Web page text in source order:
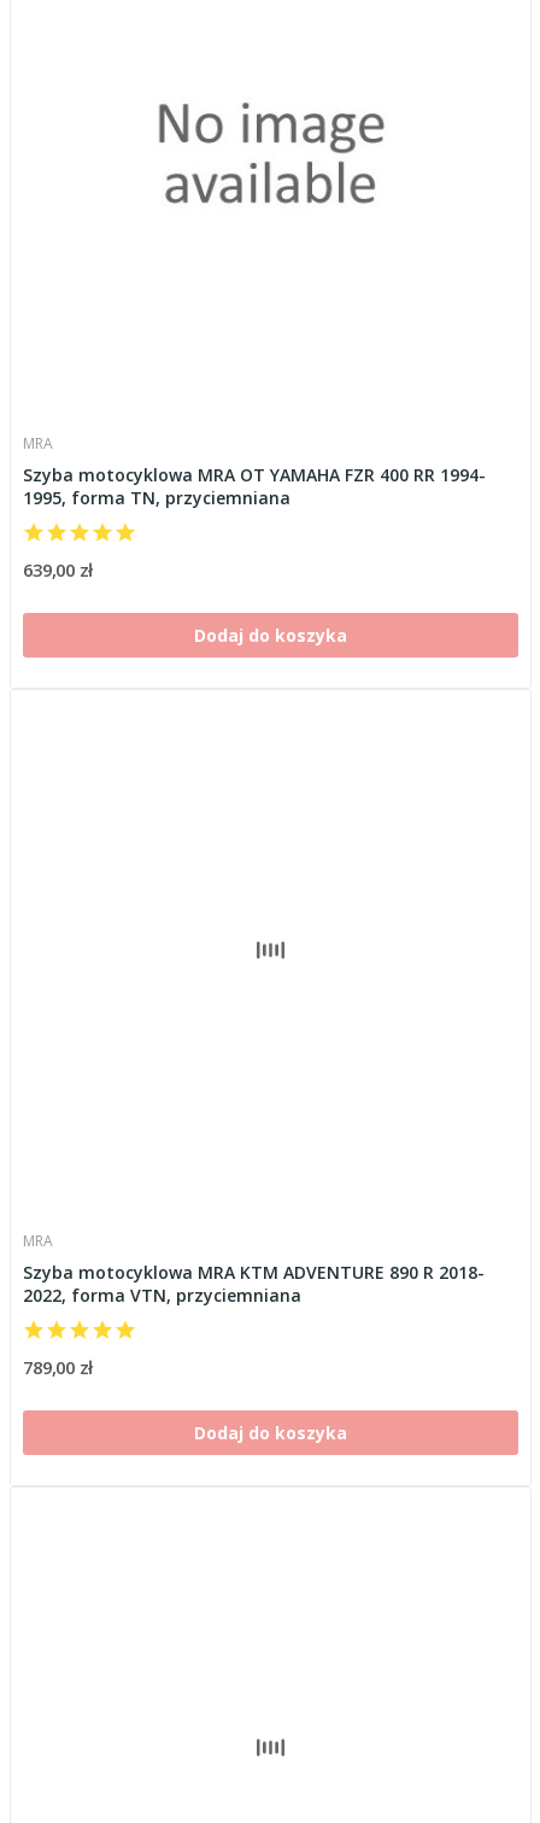
MRA
Szyba motocyklowa MRA OT YAMAHA FZR 400 RR 1994-
1995, forma TN, przyciemniana
639,00 zł
Dodaj do koszyka
MRA
Szyba motocyklowa MRA KTM ADVENTURE 890 R 2018-
2022, forma VTN, przyciemniana
789,00 zł
Dodaj do koszyka